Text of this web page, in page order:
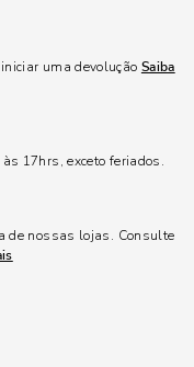
uma devolução Saiba
17hrs, exceto feriados.
de nossas lojas. Consulte